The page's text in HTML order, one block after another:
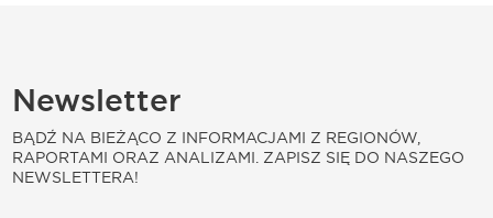
Newsletter
BĄDŹ NA BIEŻĄCO Z INFORMACJAMI Z REGIONÓW,
RAPORTAMI ORAZ ANALIZAMI. ZAPISZ SIĘ DO NASZEGO
NEWSLETTERA!